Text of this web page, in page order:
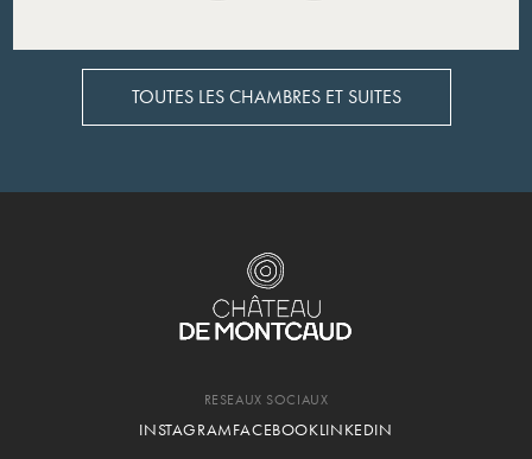
TOUTES LES CHAMBRES ET SUITES
TOUTES LES CHAMBRES ET SUITES
RESEAUX SOCIAUX
INSTAGRAMFACEBOOKLINKEDIN